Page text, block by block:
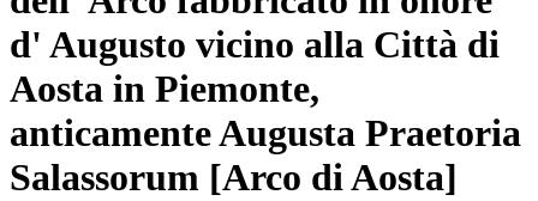
d' Augusto vicino alla Città di
Aosta in Piemonte,
anticamente Augusta Praetoria
Salassorum [Arco di Aosta]